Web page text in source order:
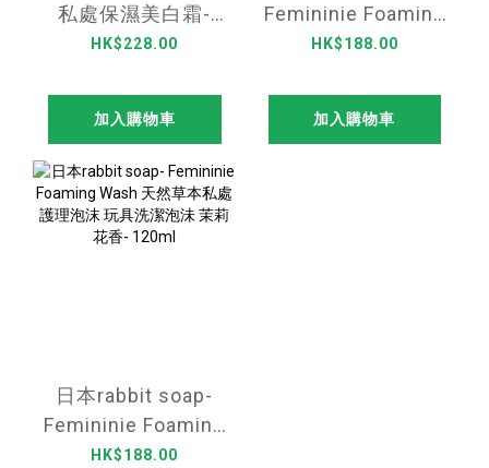
私處保濕美白霜-
30g
HK$228.00
加入購物車
Femininie Foaming
Wash Muguet &
天然草本私處護理
泡沫 玩具洗潔泡沬
HK$188.00
加入購物車
日本rabbit soap-
Femininie Foaming
Wash 天然草本私處
HK$188.00